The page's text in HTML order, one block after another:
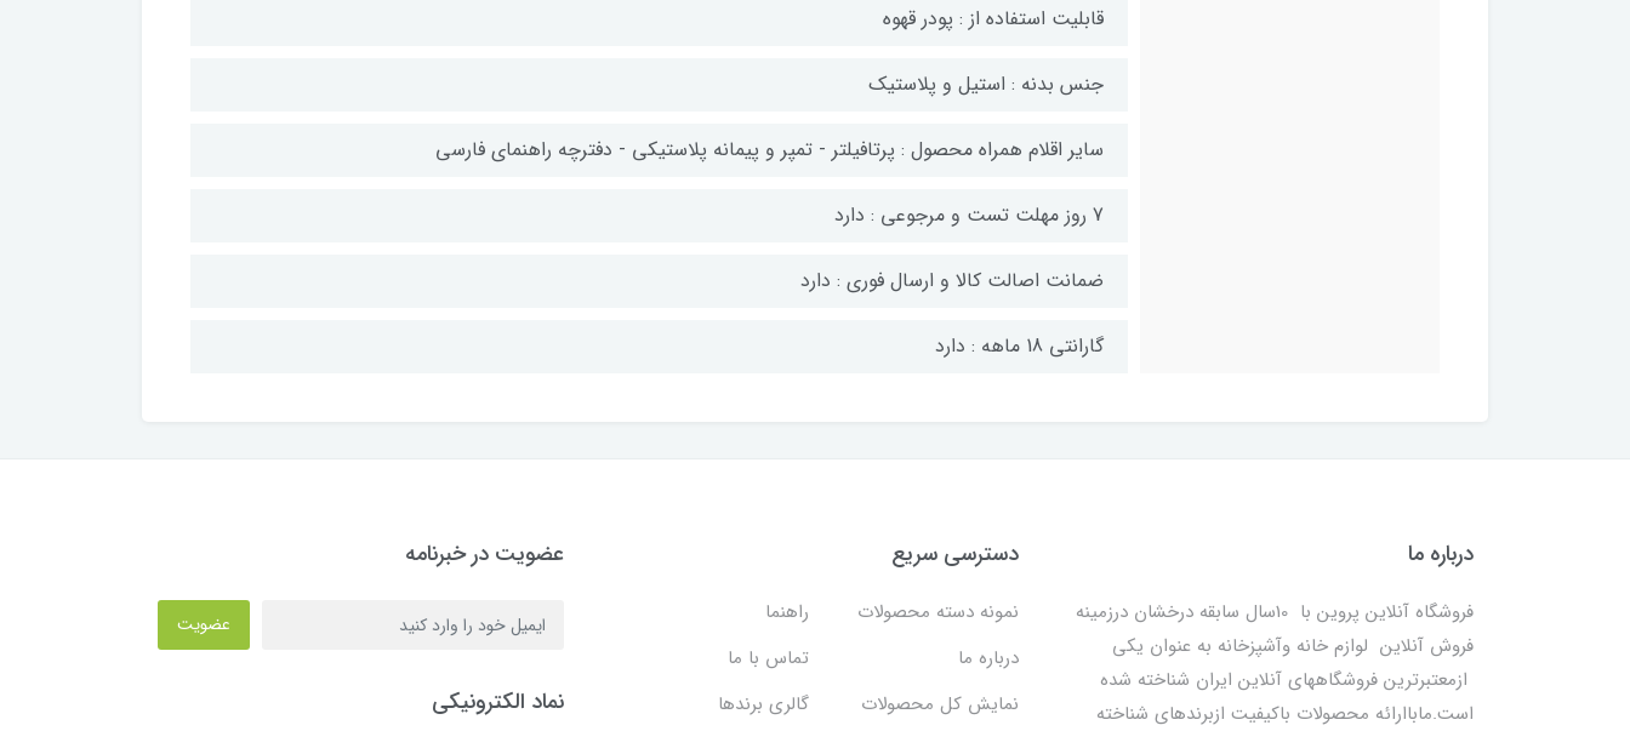
قابلیت استفاده از : پودر قهوه
جنس بدنه : استیل و پلاستیک
سایر اقلام همراه محصول : پرتافیلتر - تمپر و پیمانه پلاستیکی - دفترچه راهنمای فارسی
7 روز مهلت تست و مرجوعی : دارد
ضمانت اصالت کالا و ارسال فوری : دارد
گارانتی 18 ماهه : دارد
درباره ما
فروشگاه آنلاین پروین با 10سال سابقه درخشان درزمینه
فروش آنلاین لوازم خانه وآشپزخانه به عنوان یکی
ازمعتبرترین فروشگاههای آنلاین ایران شناخته شده
است.ماباارائه محصولات باکیفیت ازبرندهای شناخته
دسترسی سریع
نمونه دسته محصولات
راهنما
درباره ما
تماس با ما
نمایش کل محصولات
گالری برندها
عضویت در خبرنامه
عضویت
نماد الکترونیکی